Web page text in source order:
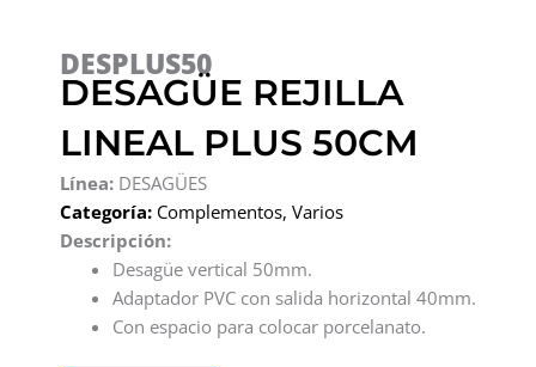
DESPLUS50
DESAGÜE REJILLA
LINEAL PLUS 50CM
Línea: DESAGÜES
Categoría: Complementos, Varios
Descripción:
Desagüe vertical 50mm.
Adaptador PVC con salida horizontal 40mm.
Con espacio para colocar porcelanato.